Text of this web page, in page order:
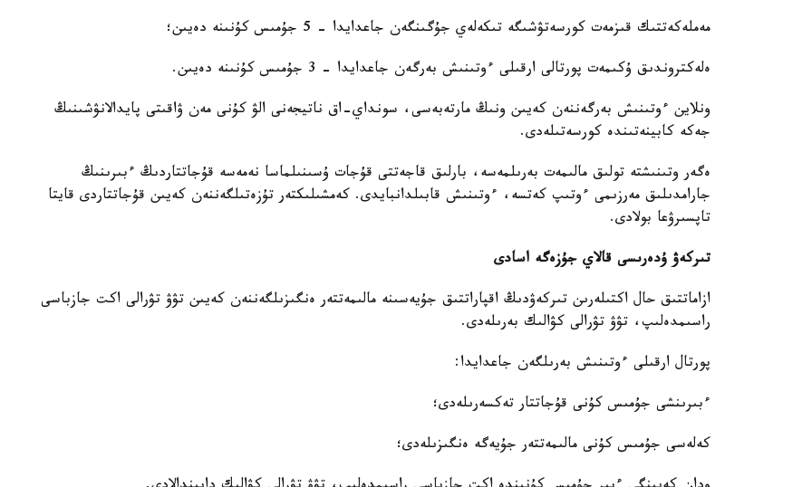
مەملەكەتتىك قىزمەت كورسەتۋشىگە تىكەلەي جۇگىنگەن جاعدايدا - 5 جۇمىس كۇنىنە دەيىن؛
ەلەكتروندىق ۇكىمەت پورتالى ارقىلى ءوتىنىش بەرگەن جاعدايدا - 3 جۇمىس كۇنىنە دەيىن.
ونلاين ءوتىنىش بەرگەننەن كەيىن ونىڭ مارتەبەسى، سونداي-اق ناتيجەنى الۋ كۇنى مەن ۋاقىتى پايدالانۋشىنىڭ
جەكە كابينەتىندە كورسەتىلەدى.
ەگەر وتىنىشتە تولىق مالىمەت بەرىلمەسە، بارلىق قاجەتتى قۇجات ۇسىنىلماسا نەمەسە قۇجاتتاردىڭ ءبىرىنىڭ
جارامدىلىق مەرزىمى ءوتىپ كەتسە، ءوتىنىش قابىلدانبايدى. كەمشىلىكتەر تۇزەتىلگەننەن كەيىن قۇجاتتاردى قايتا
تاپسىرۋعا بولادى.
تىركەۋ ۇدەرىسى قالاي جۇزەگە اسادى
ازاماتتىق حال اكتىلەرىن تىركەۋدىڭ اقپاراتتىق جۇيەسىنە مالىمەتتەر ەنگىزىلگەننەن كەيىن تۋۋ تۋرالى اكت جازباسى
راسىمدەلىپ، تۋۋ تۋرالى كۋالىك بەرىلەدى.
پورتال ارقىلى ءوتىنىش بەرىلگەن جاعدايدا:
ءبىرىنشى جۇمىس كۇنى قۇجاتتار تەكسەرىلەدى؛
كەلەسى جۇمىس كۇنى مالىمەتتەر جۇيەگە ەنگىزىلەدى؛